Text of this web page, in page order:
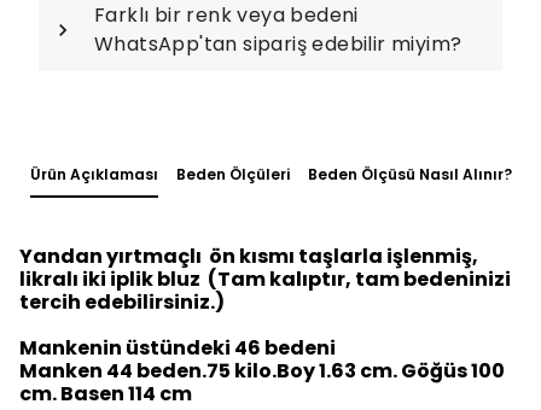
Farklı bir renk veya bedeni
WhatsApp'tan sipariş edebilir miyim?
Ürün Açıklaması Beden Ölçüleri Beden Ölçüsü Nasıl Alınır?
Yandan yırtmaçlı ön kısmı taşlarla işlenmiş,
likralı iki iplik bluz (Tam kalıptır, tam bedeninizi
tercih edebilirsiniz.)
Mankenin üstündeki 46 bedeni
Manken 44 beden.75 kilo.Boy 1.63 cm. Göğüs 100
cm. Basen 114 cm